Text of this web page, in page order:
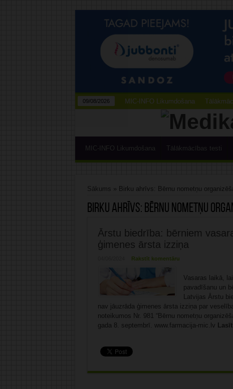
09/08/2026 MIC-INFO Likumdošana
MIC-INFO Likumdošana Tālākmācības testi
Sākums » Birku ahrīvs: Bērnu nometņu
Birku ahrīvs: Bērnu nometņu
Ārstu biedrība: bērniem
ģimenes ārsta izziņa
Rakstīt komentāru
Vasaras laikā,
pavadīšanu un
Latvijas Ārstu
nav jāuzrāda ģimenes ārsta izziņa par
noteikumos Nr. 981 “Bērnu nometņu
gada 8. septembrī. www.farmacija-mic.lv